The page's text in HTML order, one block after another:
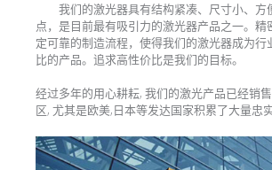
我们的激光器具有结构紧凑、尺寸小、方
点，是目前最有吸引力的激光器产品之一。精
定可靠的制造流程，使得我们的激光器成为行
比的产品。追求高性价比是我们的目标。
经过多年的用心耕耘, 我们的激光产品已经销
区, 尤其是欧美,日本等发达国家积累了大量忠